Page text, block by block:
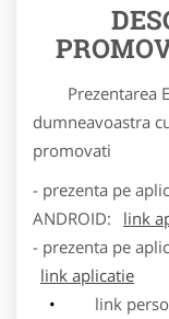
Prezentarea
dumneavoastra
promovati
- prezenta pe
ANDROID:
link
- prezenta pe
link aplicatie
link